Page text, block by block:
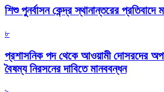
শিশু পুনর্বাসন কেন্দ্র স্থানান্তরের প্রতিবাদে
৮
প্রশাসনিক পদ থেকে আওয়ামী দোসরদের
বৈষম্য নিরসনের দাবিতে মানববন্ধন